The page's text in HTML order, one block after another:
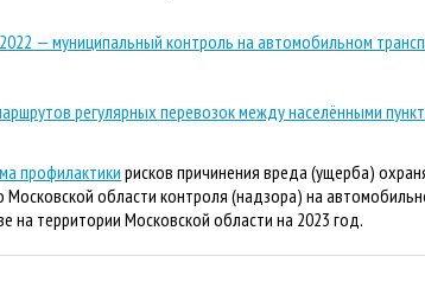
— муниципальный контроль на автомобильном
регулярных перевозок между населёнными
профилактикирисков причинения вреда (ущерба)
области контроля (надзора) на
на территории Московской области на 2023 год.